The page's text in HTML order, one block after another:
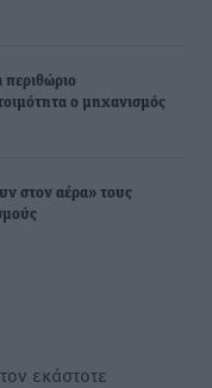
περιθώριο
ο μηχανισμός
στον αέρα» τους
εκάστοτε